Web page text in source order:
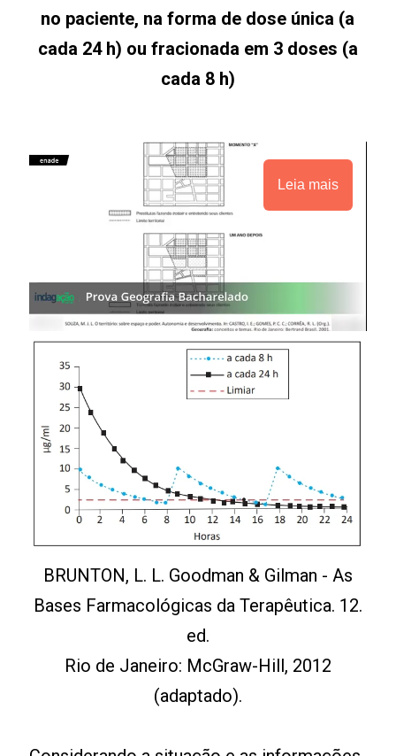
no paciente, na forma de dose única (a
cada 24 h) ou fracionada em 3 doses (a
cada 8 h)
Leia mais
BRUNTON, L. L. Goodman & Gilman - As
Bases Farmacológicas da Terapêutica. 12.
ed.
Rio de Janeiro: McGraw-Hill, 2012
(adaptado).